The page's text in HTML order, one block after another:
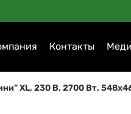
Контакты
XL, 230 В, 2700 Вт,